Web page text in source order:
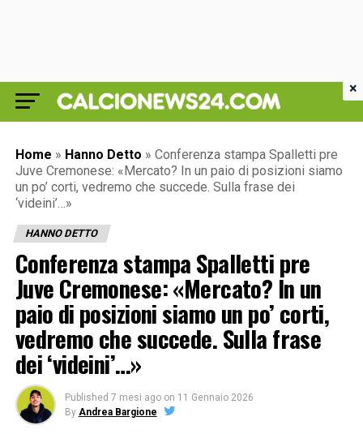
Home » Hanno Detto » Conferenza stampa Spalletti pre
Juve Cremonese: «Mercato? In un paio di posizioni siamo
un po’ corti, vedremo che succede. Sulla frase dei
‘videini’…»
HANNO DETTO
Conferenza stampa Spalletti pre
Juve Cremonese: «Mercato? In un
paio di posizioni siamo un po’ corti,
vedremo che succede. Sulla frase
dei ‘videini’…»
Published 7 mesi ago on 11 Gennaio 2026
By Andrea Bargione
×